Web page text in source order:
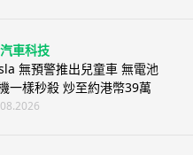
汽車科技
無預警推出兒童車 無電池
一樣秒殺 炒至約港幣39萬